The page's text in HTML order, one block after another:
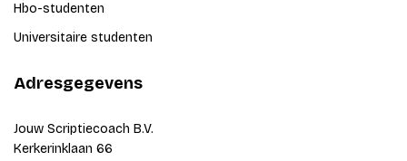
Hbo-studenten
Universitaire studenten
Adresgegevens
Jouw Scriptiecoach B.V.
Kerkerinklaan 66